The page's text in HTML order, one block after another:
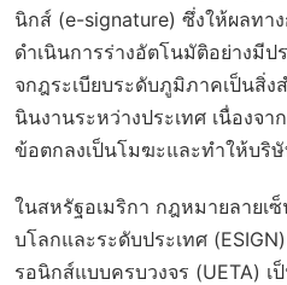
นิกส์ (e-signature) ซึ่งให้ผลทา
ดำเนินการร่างอัตโนมัติอย่างมี
จกฎระเบียบระดับภูมิภาคเป็นสิ่
นินงานระหว่างประเทศ เนื่องจ
ข้อตกลงเป็นโมฆะและทำให้บริ
ในสหรัฐอเมริกา กฎหมายลายเ
บโลกและระดับประเทศ
รอนิกส์แบบครบวงจร (UETA)